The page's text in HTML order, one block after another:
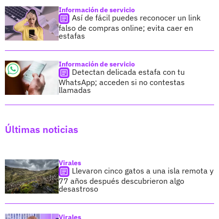
Información de servicio
Así de fácil puedes reconocer un link
falso de compras online; evita caer en
estafas
Información de servicio
Detectan delicada estafa con tu
WhatsApp; acceden si no contestas
llamadas
Últimas noticias
Virales
Llevaron cinco gatos a una isla remota y
77 años después descubrieron algo
desastroso
Virales